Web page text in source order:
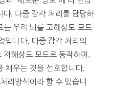
다. 다중 감각 처리를 담당하
는 우리 뇌를 고해상도 모드
입니다. 다중 감각 처리의
저해상도 모드로 동작하며,
채우는 것을 선호합니다.
리방식이라 할 수 있습니